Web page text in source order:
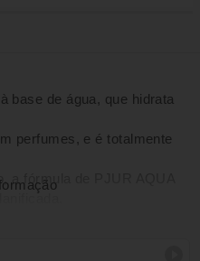
base de água, que hidrata
perfumes, e é totalmente
a fórmula de PJUR AQUA